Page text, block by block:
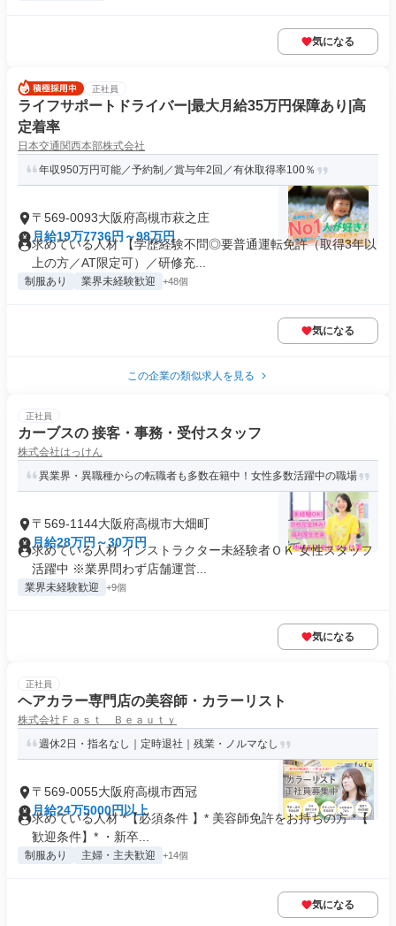
気になる
正社員
ライフサポートドライバー|最大月給35万円保障あり|高
定着率
日本交通関西本部株式会社
年収950万円可能／予約制／賞与年2回／有休取得率100％
〒569-0093大阪府高槻市萩之庄
月給19万7736円～98万円
求めている人材 【学歴経験不問◎要普通運転免許（取得3年以
上の方／AT限定可）／研修充...
制服あり 業界未経験歓迎 +48個
気になる
この企業の類似求人を見る
正社員
カーブスの 接客・事務・受付スタッフ
株式会社はっけん
異業界・異職種からの転職者も多数在籍中！女性多数活躍中の職場
〒569-1144大阪府高槻市大畑町
月給28万円～30万円
求めている人材 インストラクター未経験者ＯＫ 女性スタッフ
活躍中 ※業界問わず店舗運営...
業界未経験歓迎 +9個
気になる
正社員
ヘアカラー専門店の美容師・カラーリスト
株式会社Ｆａｓｔ Ｂｅａｕｔｙ
週休2日・指名なし｜定時退社｜残業・ノルマなし
〒569-0055大阪府高槻市西冠
月給24万5000円以上
求めている人材 *【必須条件 】* 美容師免許をお持ちの方 *【
歓迎条件】* ・新卒...
制服あり 主婦・主夫歓迎 +14個
気になる